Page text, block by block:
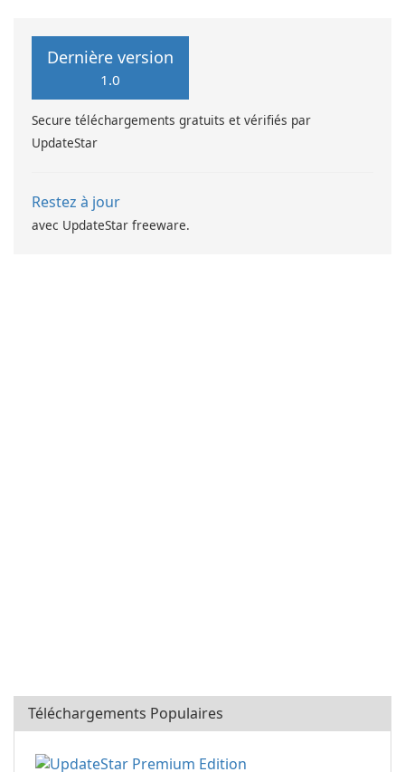
Dernière version
1.0
Secure téléchargements gratuits et vérifiés par
UpdateStar
Restez à jour
avec UpdateStar freeware.
Téléchargements Populaires